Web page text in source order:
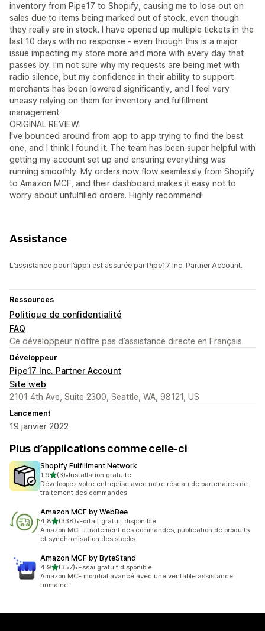
inventory from Pipe17 to Shopify, causing me to lose out on
sales due to items being marked out of stock, even though
they really are in stock. I have opened up multiple tickets in the
last 10 days with no response - even though this is a major
issue impacting my store more and more with every day that
passes by. I'm not sure why my requests are being met with
radio silence, but my confidence in their ability to support
merchants has been lowered significantly, and I feel very
uneasy relying on them for inventory and fulfillment
management.
ORIGINAL REVIEW:
I've bounced around from app to app trying to find the best
one, and I think I found it. The team has been super helpful with
getting my account set up and ensuring everything was
running smoothly. My orders now flow seamlessly from Shopify
to Amazon MCF, and their dashboard makes it easy not to
worry about unfulfilled orders. Highly recommend!
Assistance
L’assistance pour l’appli est assurée par Pipe17 Inc. Partner Account.
Ressources
Politique de confidentialité
FAQ
Ce développeur n’offre pas d’assistance directe en Français.
Développeur
Pipe17 Inc. Partner Account
Site web
2101 4th Ave, Suite 2300, Seattle, WA, 98121, US
Lancement
19 janvier 2022
Plus d’applications comme celle-ci
Shopify Fulfillment Network
1,9étoile(s) sur 5
(3)
3 avis au total
•Installation gratuite
Développez votre entreprise avec notre réseau de partenaires de
traitement des commandes
Amazon MCF by WebBee
4,8étoile(s) sur 5
(338)
338 avis au total
•Forfait gratuit disponible
Amazon MCF : traitement des commandes, publication de produits
et synchronisation des stocks
Amazon MCF by ByteStand
4,9étoile(s) sur 5
(357)
357 avis au total
•Essai gratuit disponible
Amazon MCF mondial avancé avec une véritable assistance
humaine